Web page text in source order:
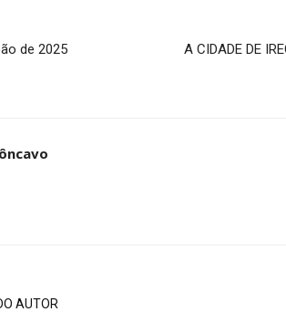
de 2025
A CIDADE DE
AUTOR